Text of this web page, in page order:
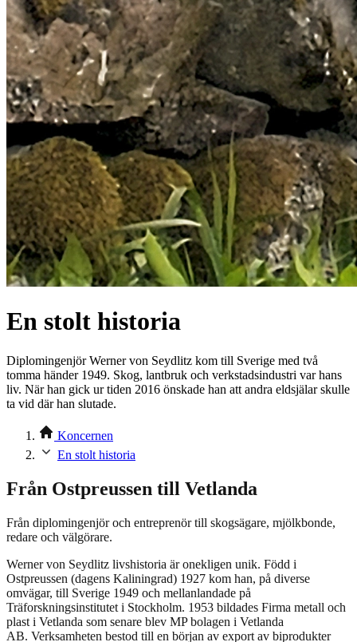
En stolt historia
Diplomingenjör Werner von Seydlitz kom till Sverige med två
tomma händer 1949. Skog, lantbruk och verkstadsindustri var hans
liv. När han gick ur tiden 2016 önskade han att andra eldsjälar skulle
ta vid där han slutade.
Koncernen
En stolt historia
Från Ostpreussen till Vetlanda
Från diplomingenjör och entreprenör till skogsägare, mjölkbonde,
redare och välgörare.
Werner von Seydlitz livshistoria är onekligen unik. Född i
Ostpreussen (dagens Kaliningrad) 1927 kom han, på diverse
omvägar, till Sverige 1949 och mellanlandade på
Träforskningsinstitutet i Stockholm. 1953 bildades Firma metall och
plast i Vetlanda som senare blev MP bolagen i Vetlanda
AB. Verksamheten bestod till en början av export av biprodukter